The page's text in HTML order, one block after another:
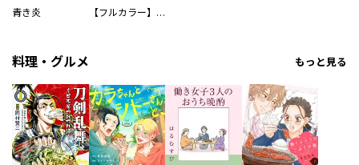
青き炎 【フルカラー】さよなら、私の大好きな１０００人のキミ。
料理・グルメ もっと見る